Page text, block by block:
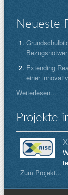
Neueste
Extending
einer
Weiterlesen...
Projekte
Zum Projekt...